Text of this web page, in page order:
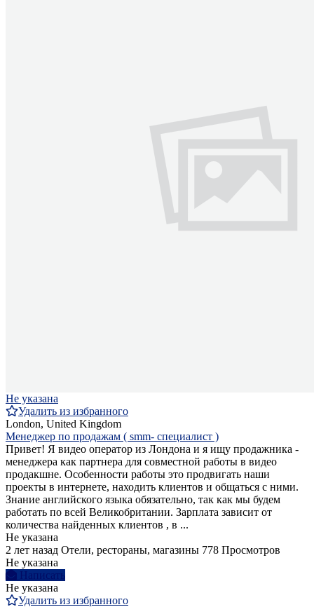
Не указана
Удалить из избранного
London, United Kingdom
Менеджер по продажам ( smm- специалист )
Привет! Я видео оператор из Лондона и я ищу продажника -
менеджера как партнера для совместной работы в видео
продакшне. Особенности работы это продвигать наши
проекты в интернете, находить клиентов и общаться с ними.
Знание английского языка обязательно, так как мы будем
работать по всей Великобритании. Зарплата зависит от
количества найденных клиентов , в ...
Не указана
2 лет назад Отели, рестораны, магазины 778 Просмотров
Не указана
Написать
Не указана
Удалить из избранного